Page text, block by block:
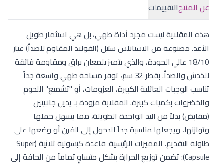
عن المنتجالتقييمات
هذه المقلاية ليست مجرد أداة طهي، بل هي استثمار طويل
الأمد. مصنوعة من الاستانلس ستيل (الفولاذ المقاوم للصدأ) عيار
18/10 عالي الجودة، والذي يتميز بلمعان براق ومقاومة فائقة
للخدش والصدأ. بقطر 32 سم، توفر مساحة طهي واسعة جداً
تناسب الوجبات العائلية الكبيرة، العزومات، أو "تشميع" اللحوم
والخضروات بكميات كبيرة. المقلاية مزودة بـ يدين جانبيتين
(مقابض) بدلاً من اليد الواحدة الطويلة، مما يسهل حملها
وتوازنها، ويجعلها مناسبة جداً للدخول إلى الفرن أو وضعها على
طاولة التقديم. المميزات الرئيسية: قاعدة كبسولية ثلاثية (Super
Capsule): تضمن توزيع الحرارة بشكل متساوٍ تماماً من الحافة إلى